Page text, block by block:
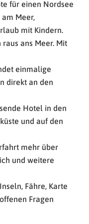
für einen Nordsee
am Meer,
mit Kindern.
raus ans Meer. Mit
einmalige
direkt an den
Hotel in den
und auf den
mehr über
und weitere
Fähre, Karte
Fragen